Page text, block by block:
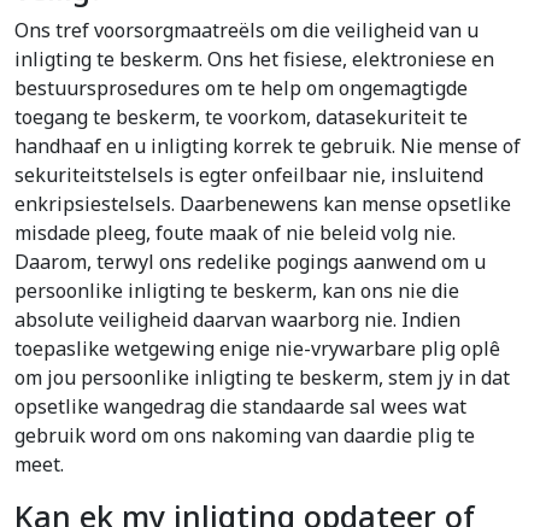
Ons tref voorsorgmaatreëls om die veiligheid van u
inligting te beskerm. Ons het fisiese, elektroniese en
bestuursprosedures om te help om ongemagtigde
toegang te beskerm, te voorkom, datasekuriteit te
handhaaf en u inligting korrek te gebruik. Nie mense of
sekuriteitstelsels is egter onfeilbaar nie, insluitend
enkripsiestelsels. Daarbenewens kan mense opsetlike
misdade pleeg, foute maak of nie beleid volg nie.
Daarom, terwyl ons redelike pogings aanwend om u
persoonlike inligting te beskerm, kan ons nie die
absolute veiligheid daarvan waarborg nie. Indien
toepaslike wetgewing enige nie-vrywarbare plig oplê
om jou persoonlike inligting te beskerm, stem jy in dat
opsetlike wangedrag die standaarde sal wees wat
gebruik word om ons nakoming van daardie plig te
meet.
Kan ek my inligting opdateer of